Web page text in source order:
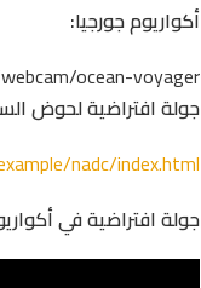
أكواريوم جورجيا:
ocean-voyager/
جولة افتراضية لحوض
nadc/index.html
جولة افتراضية في